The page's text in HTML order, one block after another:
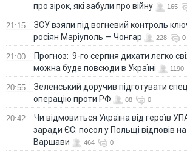
про зірок, які забули про війну
165
21:15
ЗСУ взяли під вогневий контроль
росіян Маріуполь — Чонгар
228 0
21:00
Прогноз: 9-го серпня дихати легко
можна буде повсюди в Україні
1190
20:55
Зеленський доручив підготувати
операцію проти РФ
88 0
20:42
Чи відмовиться Україна від героїв
заради ЄС: посол у Польщі відповів
Варшави
464 0